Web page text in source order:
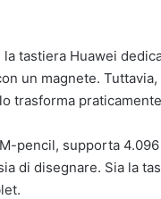
tastiera Huawei
un magnete.
trasforma
pencil, supporta
di disegnare. Sia la